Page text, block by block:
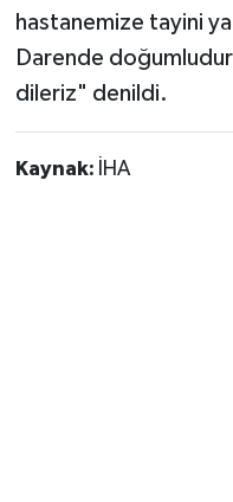
hastanemize tayini
Darende
dileriz" denildi.
Kaynak: İHA